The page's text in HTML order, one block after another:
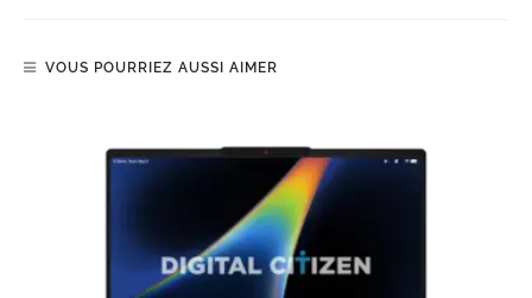
VOUS POURRIEZ AUSSI AIMER